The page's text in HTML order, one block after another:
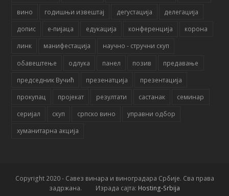
вино
годишњи извештај дегустација
делегација
допис
е-пијаца едукација конференција
корона
линк
манифестација
научно - стручни скуп
обавештење
одлука панел позив
предавање
председник Вучић
презенатција
презентација
прокупац
пројекат резултати састанак
семинар
серијал
скуп српско вино
управни одбор
хуманитарна акција
Copyright 2020 - Савез винара и виноградара Србије. Сва права
задржана. Израда сајта: Hosting-Srbija